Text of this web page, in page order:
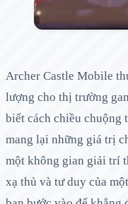
Archer Castle Mobile
lượng cho thị trường
biết cách chiều chuộng
mang lại những giá trị
một không gian giải trí
xạ thủ và tư duy của